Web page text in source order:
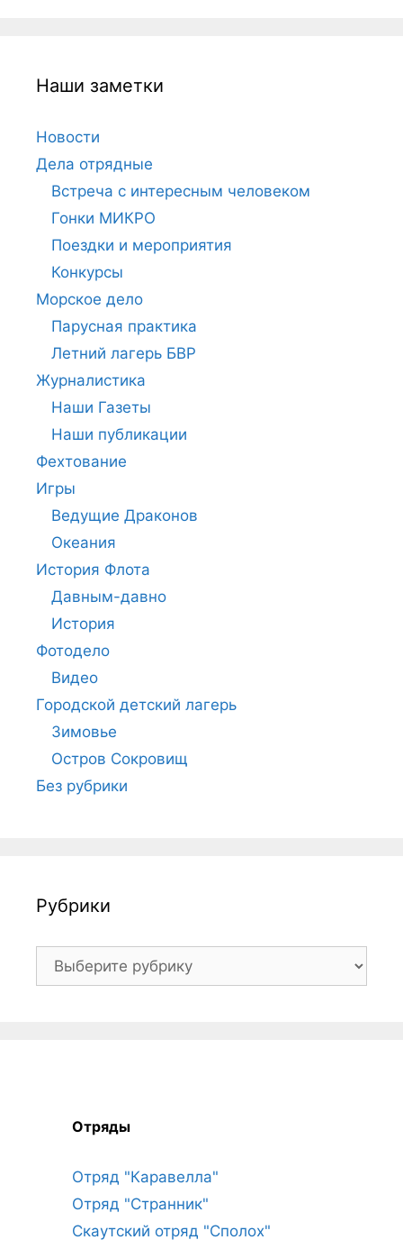
Наши заметки
Новости
Дела отрядные
Встреча с интересным человеком
Гонки МИКРО
Поездки и мероприятия
Конкурсы
Морское дело
Парусная практика
Летний лагерь БВР
Журналистика
Наши Газеты
Наши публикации
Фехтование
Игры
Ведущие Драконов
Океания
История Флота
Давным-давно
История
Фотодело
Видео
Городской детский лагерь
Зимовье
Остров Сокровищ
Без рубрики
Рубрики
Рубрики
Отряды
Отряд "Каравелла"
Отряд "Странник"
Скаутский отряд "Сполох"